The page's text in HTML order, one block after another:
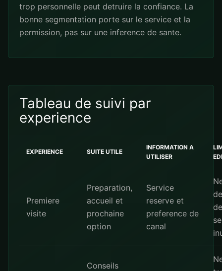
trop personnelle peut detruire la confiance. La
bonne segmentation porte sur le service et la
permission, pas sur une inference de sante.
Tableau de suivi par
experience
EXPERIENCE SUITE UTILE
INFORMATION A
UTILISER
Premiere
visite
Preparation,
accueil et
prochaine
option
Service
reserve et
preference de
canal
Conseils